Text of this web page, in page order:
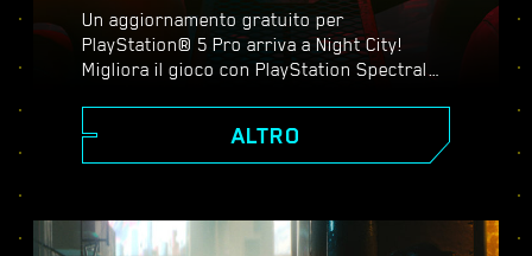
Un aggiornamento gratuito per
PlayStation® 5 Pro arriva a Night City!
Migliora il gioco con PlayStation Spectral
elevate e tanto altro ancora. Scegli tra tre
modalità grafiche: Prestazioni, Ray tracing
perfezionata, un'azione più fluida e tutto il
meglio che Cyberpunk 2077 può offrirti su
ALTRO